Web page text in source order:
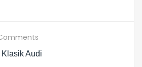
Klasik Audi